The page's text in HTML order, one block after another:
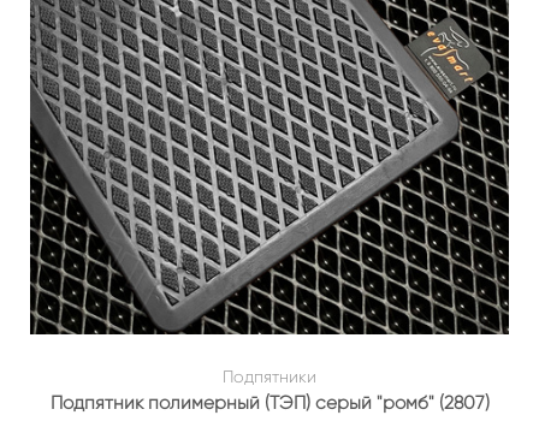
Подпятники
Подпятник полимерный (ТЭП) серый "ромб" (2807)